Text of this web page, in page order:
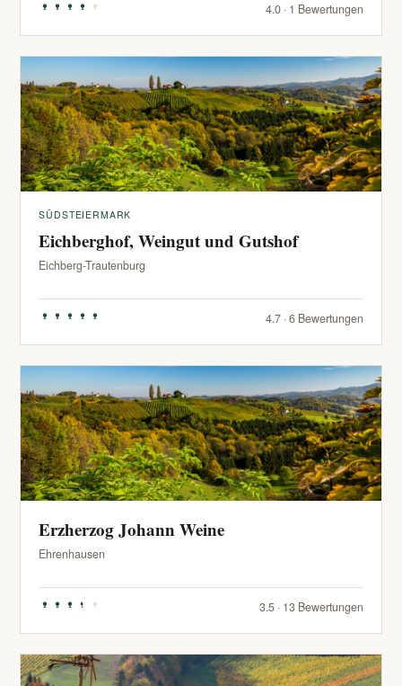
4.0 · 1 Bewertungen
SÜDSTEIERMARK
Eichberghof, Weingut und Gutshof
Eichberg-Trautenburg
4.7 · 6 Bewertungen
Erzherzog Johann Weine
Ehrenhausen
3.5 · 13 Bewertungen